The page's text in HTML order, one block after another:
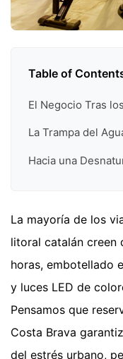
Table of
El Negocio Tras
La Trampa del
Hacia una
La mayoría de los
litoral catalán creen
horas, embotellado
y luces LED de
Pensamos que
Costa Brava
del estrés urbano,